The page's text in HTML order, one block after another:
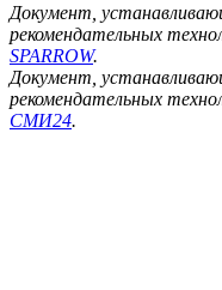
Документ,
рекомендательных
SPARROW.
Документ,
рекомендательных
СМИ24.